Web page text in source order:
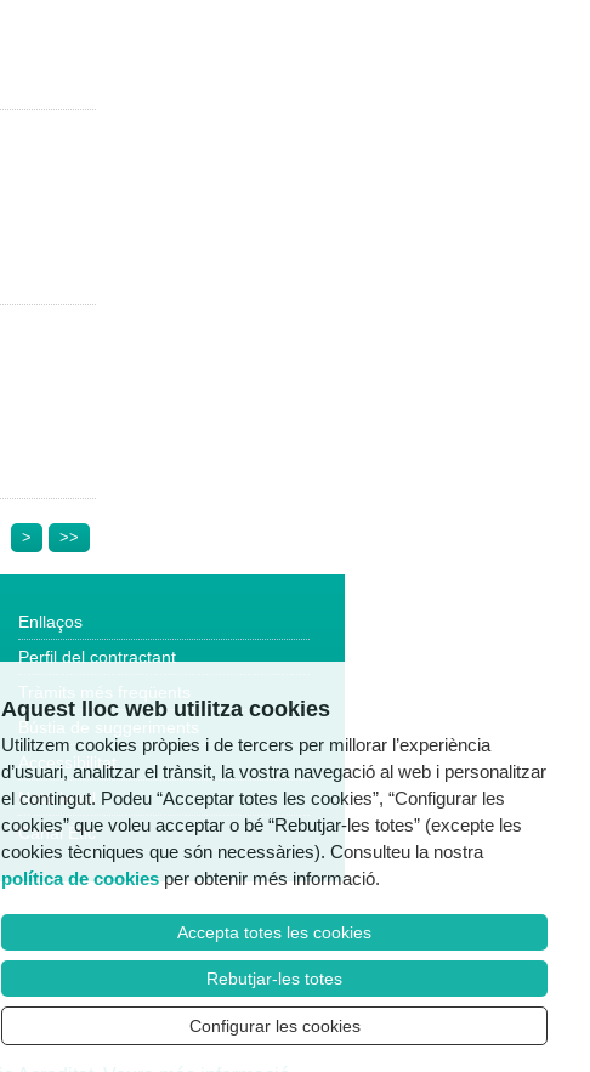
>>
>
Enllaços
Perfil del contractant
Tràmits més freqüents
Bústia de suggeriments
Accessibilitat
Nota legal
Canal Ètic
Aquest lloc web utilitza cookies
Utilitzem cookies pròpies i de tercers per millorar l’experiència
d’usuari, analitzar el trànsit, la vostra navegació al web i personalitzar
el contingut. Podeu “Acceptar totes les cookies”, “Configurar les
cookies” que voleu acceptar o bé “Rebutjar-les totes” (excepte les
cookies tècniques que són necessàries). Consulteu la nostra
política de cookiesper obtenir més informació.
Accepta totes les cookies
Rebutjar-les totes
Configurar les cookies